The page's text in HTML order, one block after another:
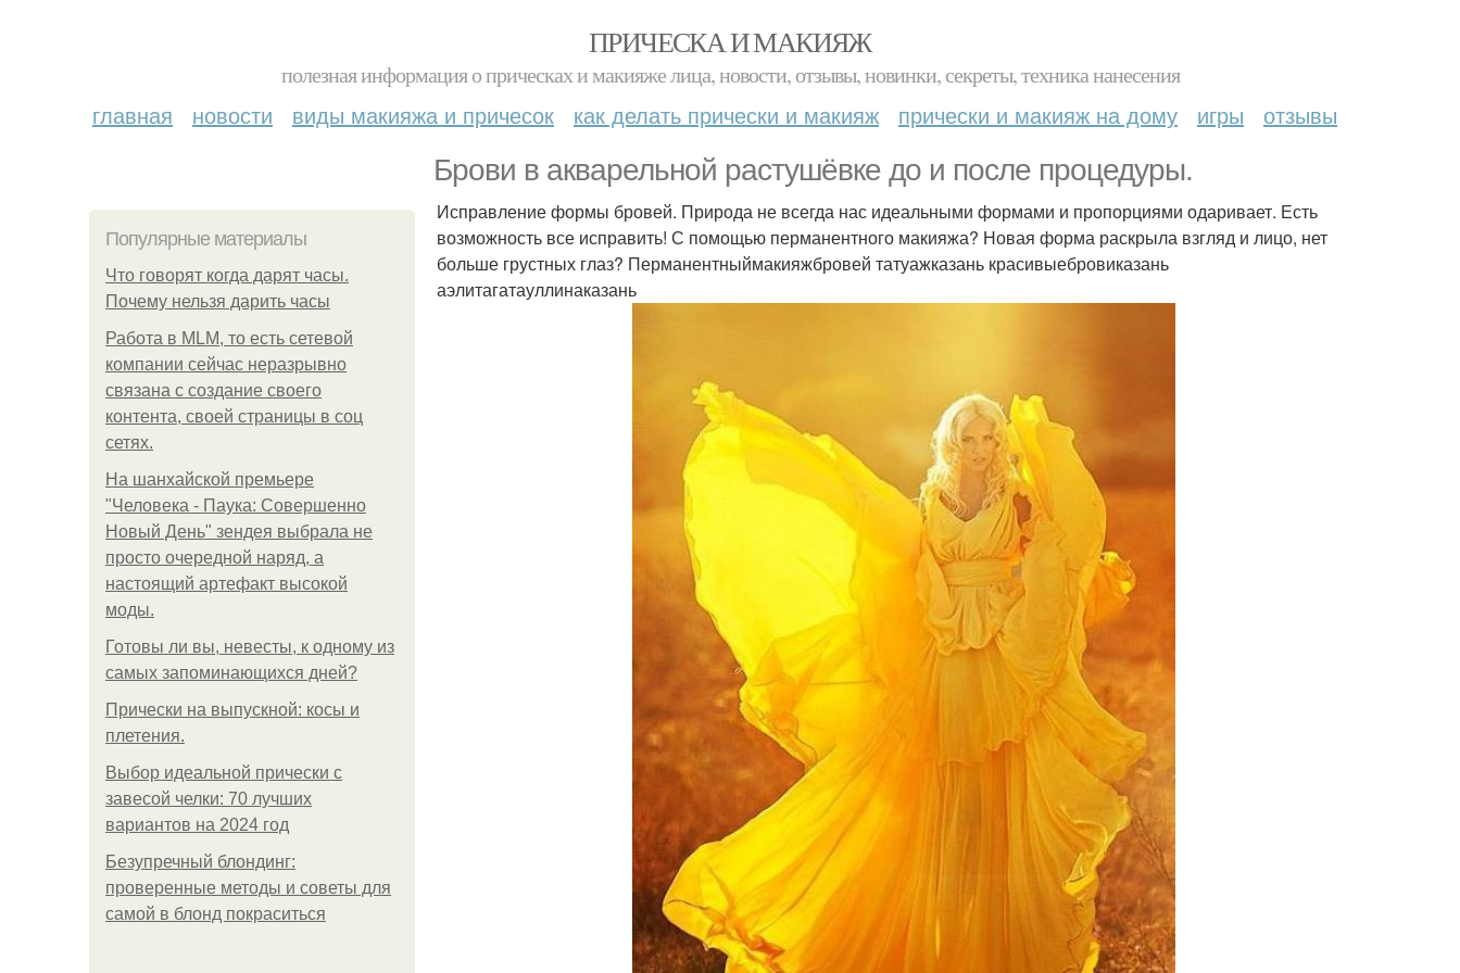
ПРИЧЕСКА И МАКИЯЖ
полезная информация о прическах и макияже лица, новости, отзывы, новинки, секреты, техника нанесения
главная новости виды макияжа и причесок как делать прически и макияж прически и макияж на дому игры отзывы
Брови в акварельной растушёвке до и после процедуры.
Популярные материалы
Что говорят когда дарят часы.
Почему нельзя дарить часы
Работа в MLM, то есть сетевой
компании сейчас неразрывно
связана с создание своего
контента, своей страницы в соц
сетях.
На шанхайской премьере
"Человека - Паука: Совершенно
Новый День" зендея выбрала не
просто очередной наряд, а
настоящий артефакт высокой
моды.
Готовы ли вы, невесты, к одному из
самых запоминающихся дней?
Прически на выпускной: косы и
плетения.
Выбор идеальной прически с
завесой челки: 70 лучших
вариантов на 2024 год
Безупречный блондинг:
проверенные методы и советы для
самой в блонд покраситься
Исправление формы бровей. Природа не всегда нас идеальными формами и пропорциями одаривает. Есть
возможность все исправить! С помощью перманентного макияжа? Новая форма раскрыла взгляд и лицо, нет
больше грустных глаз? Перманентныймакияжбровей татуажказань красивыебровиказань
аэлитагатауллинаказань